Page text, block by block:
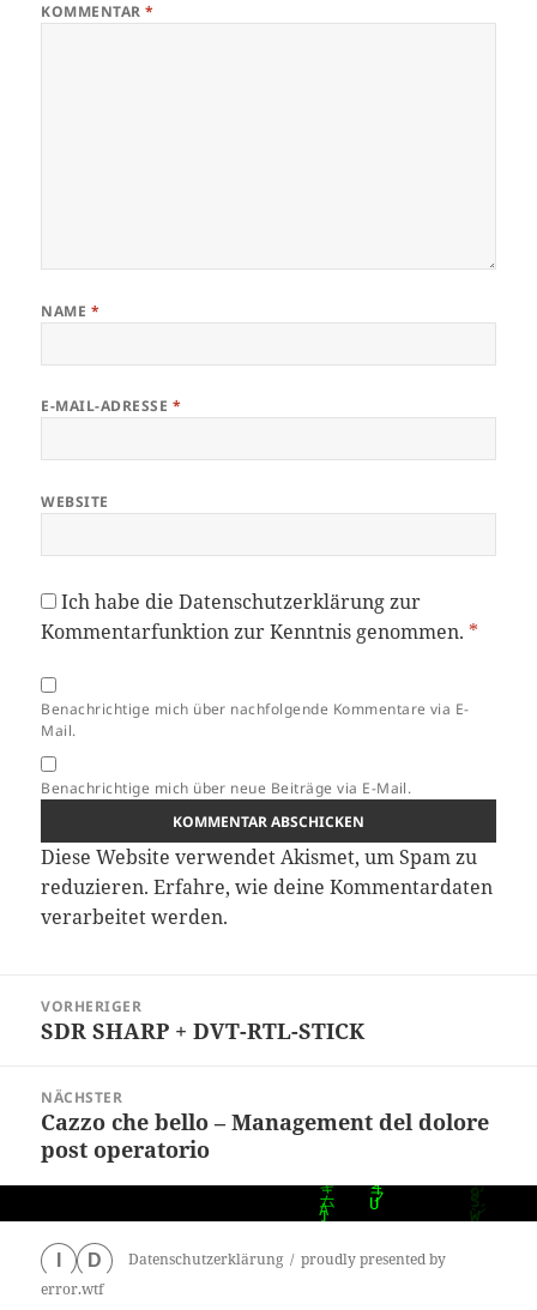
KOMMENTAR*
NAME *
E-MAIL-ADRESSE *
WEBSITE
Ich habe dieDatenschutzerklärungzur
Kommentarfunktion zur Kenntnis genommen. *
Benachrichtige mich über nachfolgende Kommentare via E-
Mail.
Benachrichtige mich über neue Beiträge via E-Mail.
Diese Website verwendet Akismet, um Spam zu
reduzieren.Erfahre, wie deine Kommentardaten
verarbeitet werden.
VORHERIGER
Vorheriger
SDR SHARP + DVT-RTL-STICK
NÄCHSTER
Nächster
Beitrag:
Cazzo che bello – Management del dolore
post operatorio
D Datenschutzerklärung
proudly presented by
error.wtf